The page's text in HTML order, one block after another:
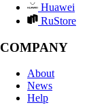
Huawei
RuStore
COMPANY
About
News
Help